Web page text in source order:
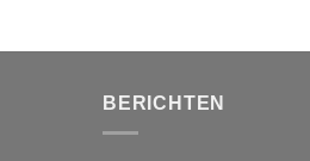
BERICHTEN